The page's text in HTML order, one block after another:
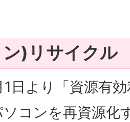
)リサイクル
1日より「資源有
ソコンを再資源化